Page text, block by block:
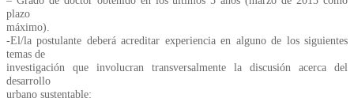
plazo
máximo).
-El/la postulante deberá acreditar experiencia en alguno de los siguientes
temas de
investigación que involucran transversalmente la discusión acerca del
desarrollo
urbano sustentable: